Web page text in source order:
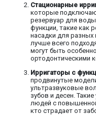
Стационарные
которые
резервуар для
функции, такие как
насадки для
лучше всего
могут быть
ортодонтическими
Ирригаторы с
продвинутые
ультразвуковые
зубов и десен.
людей с
кто страдает от